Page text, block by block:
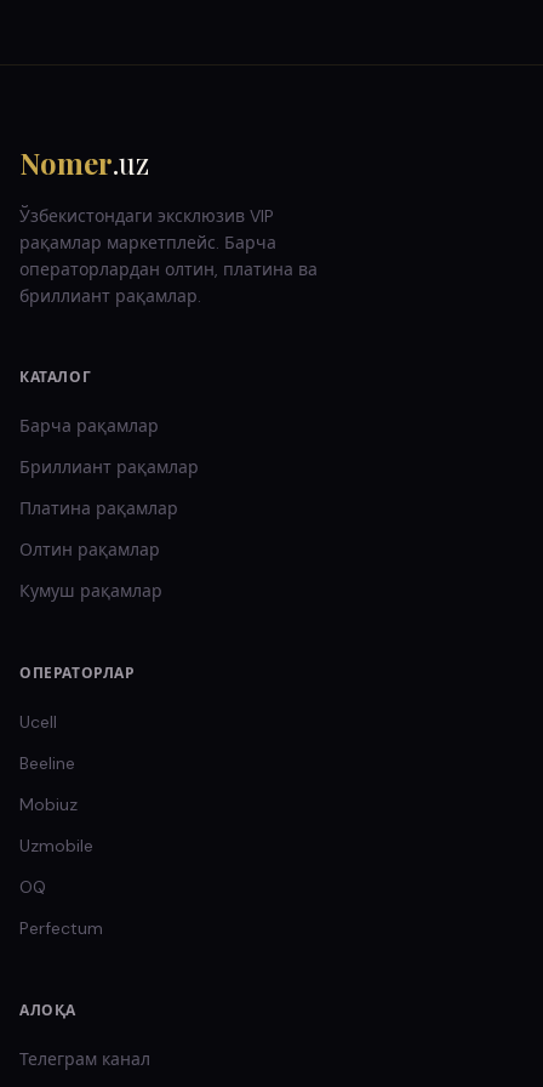
Nomer.uz
Ўзбекистондаги эксклюзив VIP
рақамлар маркетплейс. Барча
операторлардан олтин, платина ва
бриллиант рақамлар.
КАТАЛОГ
Барча рақамлар
Бриллиант рақамлар
Платина рақамлар
Олтин рақамлар
Кумуш рақамлар
ОПЕРАТОРЛАР
Ucell
Beeline
Mobiuz
Uzmobile
OQ
Perfectum
АЛОҚА
Телеграм канал